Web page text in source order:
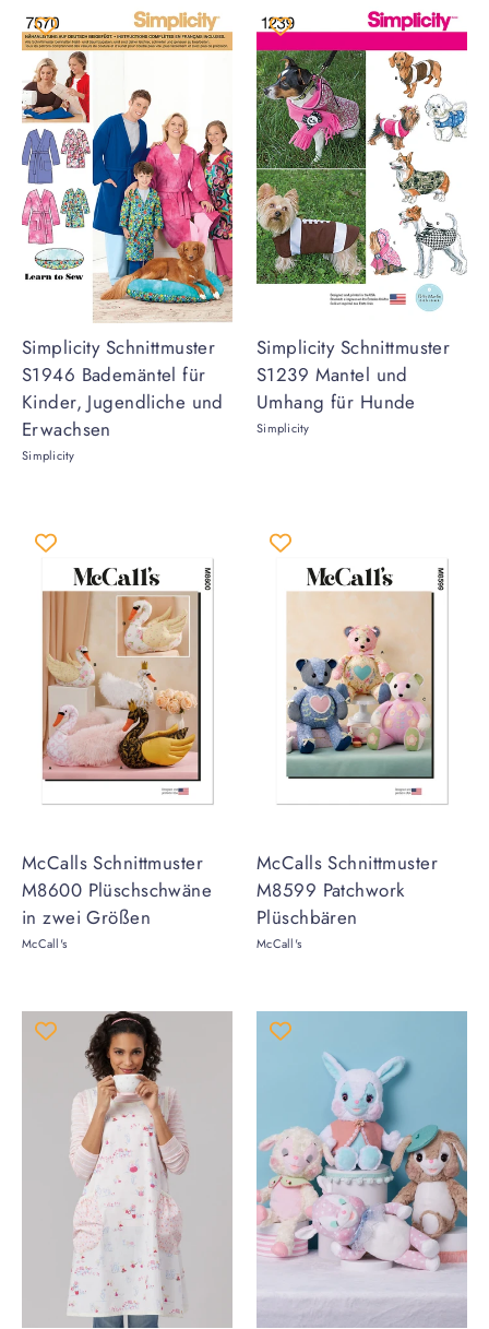
Simplicity Schnittmuster
S1946 Bademäntel für
Kinder, Jugendliche und
Erwachsen
Simplicity
Simplicity Schnittmuster
S1239 Mantel und
Umhang für Hunde
Simplicity
McCalls Schnittmuster
M8600 Plüschschwäne
in zwei Größen
McCall's
McCalls Schnittmuster
M8599 Patchwork
Plüschbären
McCall's